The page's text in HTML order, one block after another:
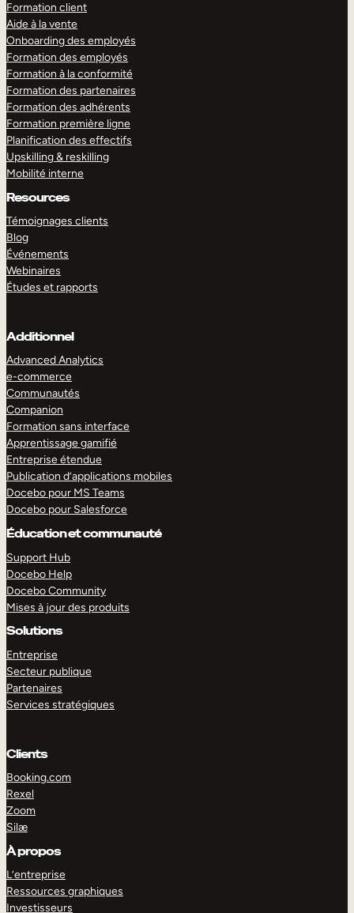
Formation client
Aide à la vente
Onboarding des employés
Formation des employés
Formation à la conformité
Formation des partenaires
Formation des adhérents
Formation première ligne
Planification des effectifs
Upskilling & reskilling
Mobilité interne
Resources
Témoignages clients
Blog
Événements
Webinaires
Études et rapports
Additionnel
Advanced Analytics
e-commerce
Communautés
Companion
Formation sans interface
Apprentissage gamifié
Entreprise étendue
Publication d’applications mobiles
Docebo pour MS Teams
Docebo pour Salesforce
Éducation et communauté
Support Hub
Docebo Help
Docebo Community
Mises à jour des produits
Solutions
Entreprise
Secteur publique
Partenaires
Services stratégiques
Clients
Booking.com
Rexel
Zoom
Silæ
À propos
L’entreprise
Ressources graphiques
Investisseurs